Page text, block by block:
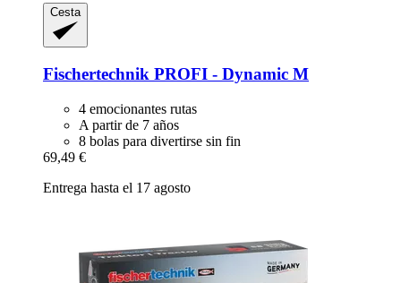
Cesta
Fischertechnik PROFI -​ Dynamic M
4 emocionantes rutas
A partir de 7 años
8 bolas para divertirse sin fin
69,49 €
Entrega hasta el 17 agosto